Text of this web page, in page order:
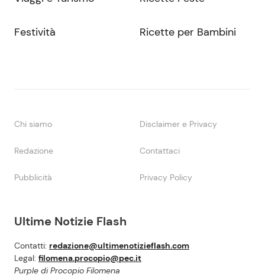
Ultime Notizie Flash
Contatti: redazione@ultimenotizieflash.com
Legal: filomena.procopio@pec.it
Purple di Procopio Filomena
Festività Ricette per Bambini
Chi siamo Disclaimer e Privacy
Redazione Contattaci
Pubblicità Privacy Policy